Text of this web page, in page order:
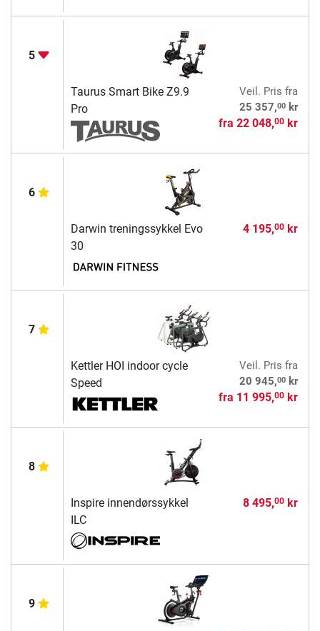
5
Taurus Smart Bike Z9.9
Pro
Veil. Pris fra
25 357,00kr
fra 22 048,00kr
6
Darwin treningssykkel Evo
30
4 195,00kr
7
Kettler HOI indoor cycle
Speed
Veil. Pris fra
20 945,00kr
fra 11 995,00kr
8
Inspire innendørssykkel
ILC
8 495,00kr
9